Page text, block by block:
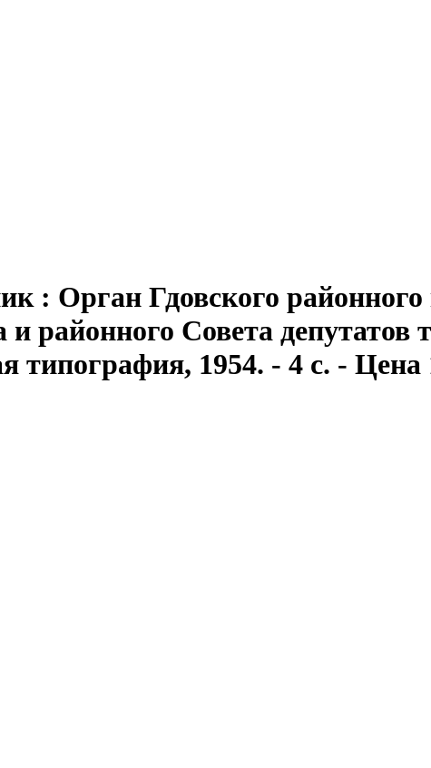
: Орган Гдовского
и районного Совета
типография, 1954. - 4 с. - Цена